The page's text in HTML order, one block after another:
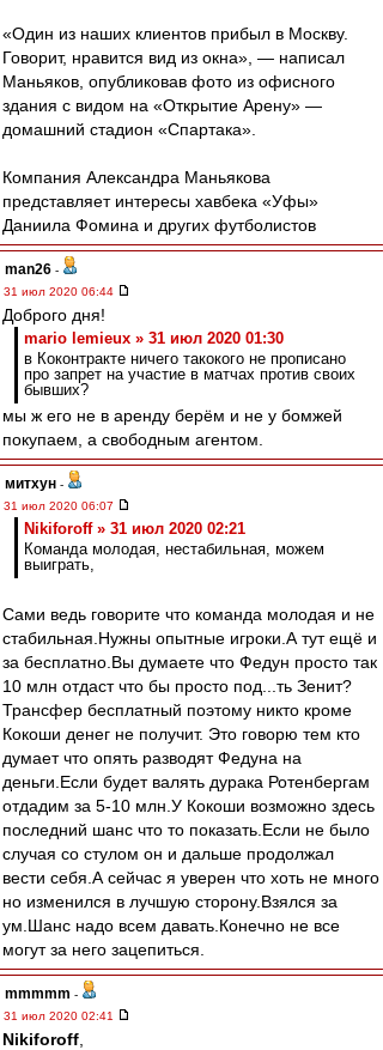
«Один из наших клиентов прибыл в Москву.
Говорит, нравится вид из окна», — написал
Маньяков, опубликовав фото из офисного
здания с видом на «Открытие Арену» —
домашний стадион «Спартака».
Компания Александра Маньякова
представляет интересы хавбека «Уфы»
Даниила Фомина и других футболистов
man26 -
31 июл 2020 06:44
Доброго дня!
mario lemieux » 31 июл 2020 01:30
в Коконтракте ничего такокого не прописано
про запрет на участие в матчах против своих
бывших?
мы ж его не в аренду берём и не у бомжей
покупаем, а свободным агентом.
митхун -
31 июл 2020 06:07
Nikiforoff » 31 июл 2020 02:21
Команда молодая, нестабильная, можем
выиграть,
Сами ведь говорите что команда молодая и не
стабильная.Нужны опытные игроки.А тут ещё и
за бесплатно.Вы думаете что Федун просто так
10 млн отдаст что бы просто под...ть Зенит?
Трансфер бесплатный поэтому никто кроме
Кокоши денег не получит. Это говорю тем кто
думает что опять разводят Федуна на
деньги.Если будет валять дурака Ротенбергам
отдадим за 5-10 млн.У Кокоши возможно здесь
последний шанс что то показать.Если не было
случая со стулом он и дальше продолжал
вести себя.А сейчас я уверен что хоть не много
но изменился в лучшую сторону.Взялся за
ум.Шанс надо всем давать.Конечно не все
могут за него зацепиться.
mmmmm -
31 июл 2020 02:41
Nikiforoff